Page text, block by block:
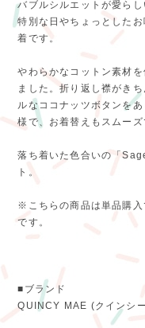
バブルシルエットが愛ら
特別な日やちょっとした
着です。
やわらかなコットン素材
ました。折り返し襟がき
ルなココナッツボタンを
様で、お着替えもスムーズ
落ち着いた色合いの「
ト。
※こちらの商品は単品購
です。
■ブランド
QUINCY MAE (クインシ